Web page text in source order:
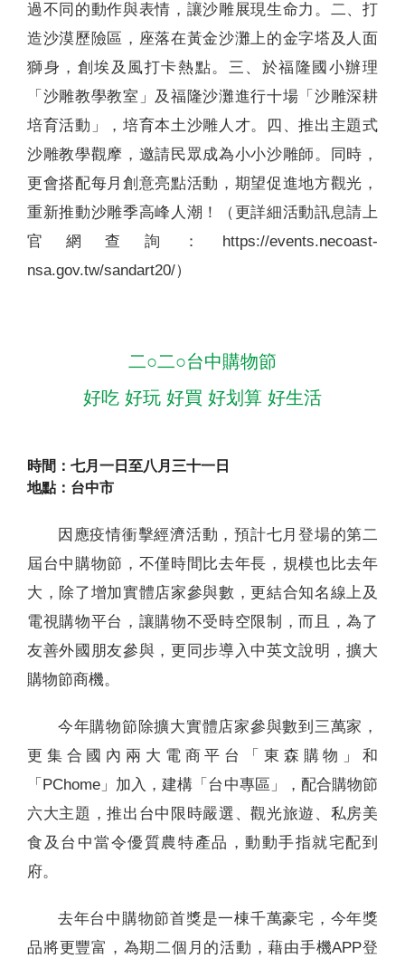
過不同的動作與表情，讓沙雕展現生命力。二、打
造沙漠歷險區，座落在黃金沙灘上的金字塔及人面
獅身，創埃及風打卡熱點。三、於福隆國小辦理
「沙雕教學教室」及福隆沙灘進行十場「沙雕深耕
培育活動」，培育本土沙雕人才。四、推出主題式
沙雕教學觀摩，邀請民眾成為小小沙雕師。同時，
更會搭配每月創意亮點活動，期望促進地方觀光，
重新推動沙雕季高峰人潮！（更詳細活動訊息請上
官網查詢：https://events.necoast-
nsa.gov.tw/sandart20/）
二○二○台中購物節
好吃 好玩 好買 好划算 好生活
時間：七月一日至八月三十一日
地點：台中市
因應疫情衝擊經濟活動，預計七月登場的第二
屆台中購物節，不僅時間比去年長，規模也比去年
大，除了增加實體店家參與數，更結合知名線上及
電視購物平台，讓購物不受時空限制，而且，為了
友善外國朋友參與，更同步導入中英文說明，擴大
購物節商機。
今年購物節除擴大實體店家參與數到三萬家，
更集合國內兩大電商平台「東森購物」和
「PChome」加入，建構「台中專區」，配合購物節
六大主題，推出台中限時嚴選、觀光旅遊、私房美
食及台中當令優質農特產品，動動手指就宅配到
府。
去年台中購物節首獎是一棟千萬豪宅，今年獎
品將更豐富，為期二個月的活動，藉由手機APP登